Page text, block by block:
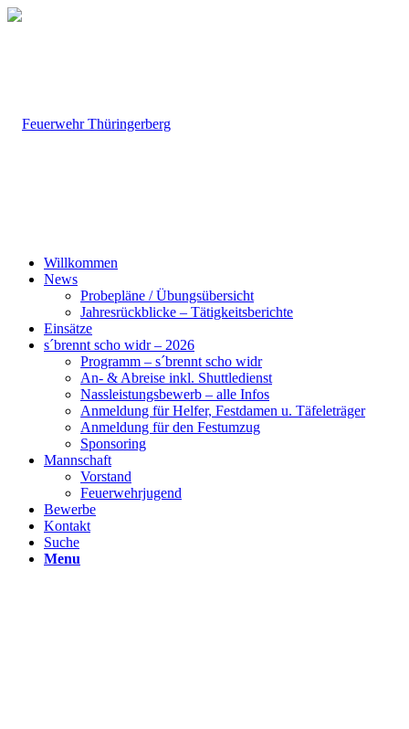
Willkommen
News
Probepläne / Übungsübersicht
Jahresrückblicke – Tätigkeitsberichte
Einsätze
s´brennt scho widr – 2026
Programm – s´brennt scho widr
An- & Abreise inkl. Shuttledienst
Nassleistungsbewerb – alle Infos
Anmeldung für Helfer, Festdamen u. Täfeleträger
Anmeldung für den Festumzug
Sponsoring
Mannschaft
Vorstand
Feuerwehrjugend
Bewerbe
Kontakt
Suche
Menu